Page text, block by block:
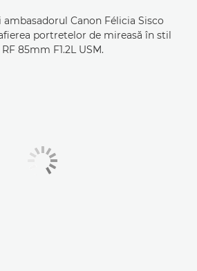
Canon Félicia Sisco
portretelor de mireasă în stil
85mm F1.2L USM.